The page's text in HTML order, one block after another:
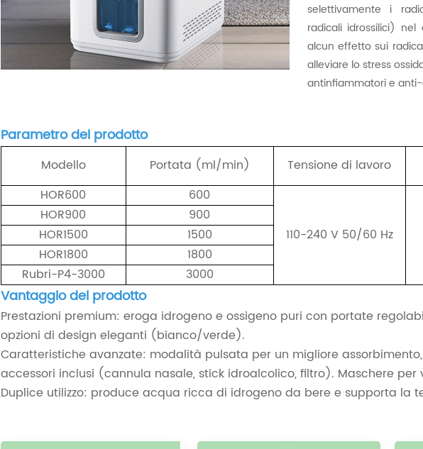
selettivamente i
radicali idrossilici)
alcun effetto sui
alleviare lo stress
antinfiammatori e
Parametro del prodotto
Modello Portata (ml/min) Tensione di lavoro
HOR600
600
110-240 V 50/60 Hz
HOR900
900
HOR1500
1500
HOR1800
1800
Rubri-P4-3000
3000
Vantaggio del prodotto
Prestazioni premium: eroga idrogeno e ossigeno puri con portate
opzioni di design eleganti (bianco/verde).
Caratteristiche avanzate: modalità pulsata per un migliore
accessori inclusi (cannula nasale, stick idroalcolico, filtro). Maschere per
Duplice utilizzo: produce acqua ricca di idrogeno da bere e supporta la